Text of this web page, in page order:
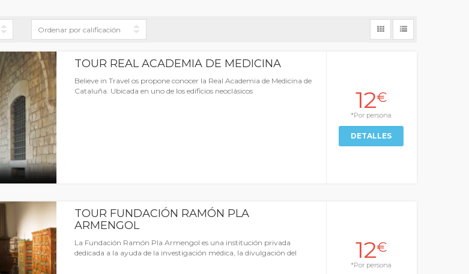
TOUR REAL ACADEMIA DE MEDICINA
Believe in Travel os propone conocer la Real Academia de Medicina de
Cataluña. Ubicada en uno de los edificios neoclásicos
12€
*Por persona
DETALLES
TOUR FUNDACIÓN RAMÓN PLA
ARMENGOL
La Fundación Ramón Pla Armengol es una institución privada
dedicada a la ayuda de la investigación médica, la divulgación del
12€
*Por persona